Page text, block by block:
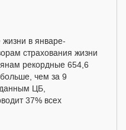
в январе-
страхования жизни
рекордные 654,6
чем за 9
ЦБ,
37% всех